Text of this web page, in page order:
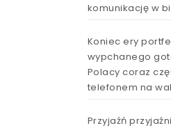
komunikację w
Koniec ery
wypchanego
Polacy coraz
telefonem na
Przyjaźń